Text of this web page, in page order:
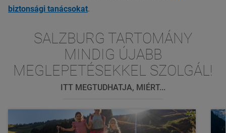
biztonsági tanácsokat.
SALZBURG TARTOMÁNY
MINDIG ÚJABB
MEGLEPETÉSEKKEL SZOLGÁL!
ITT MEGTUDHATJA, MIÉRT...